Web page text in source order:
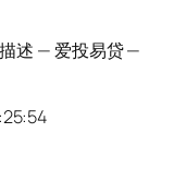
述 — 爱投易贷 —